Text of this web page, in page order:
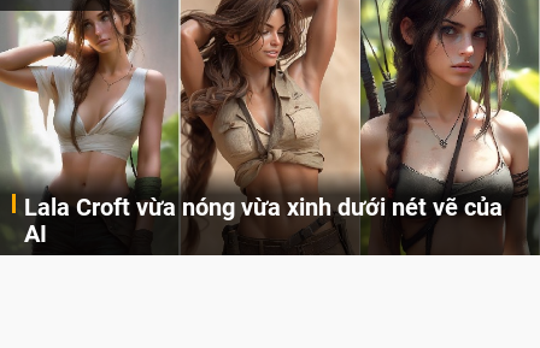
Lala Croft vừa nóng vừa xinh dưới nét vẽ của
AI